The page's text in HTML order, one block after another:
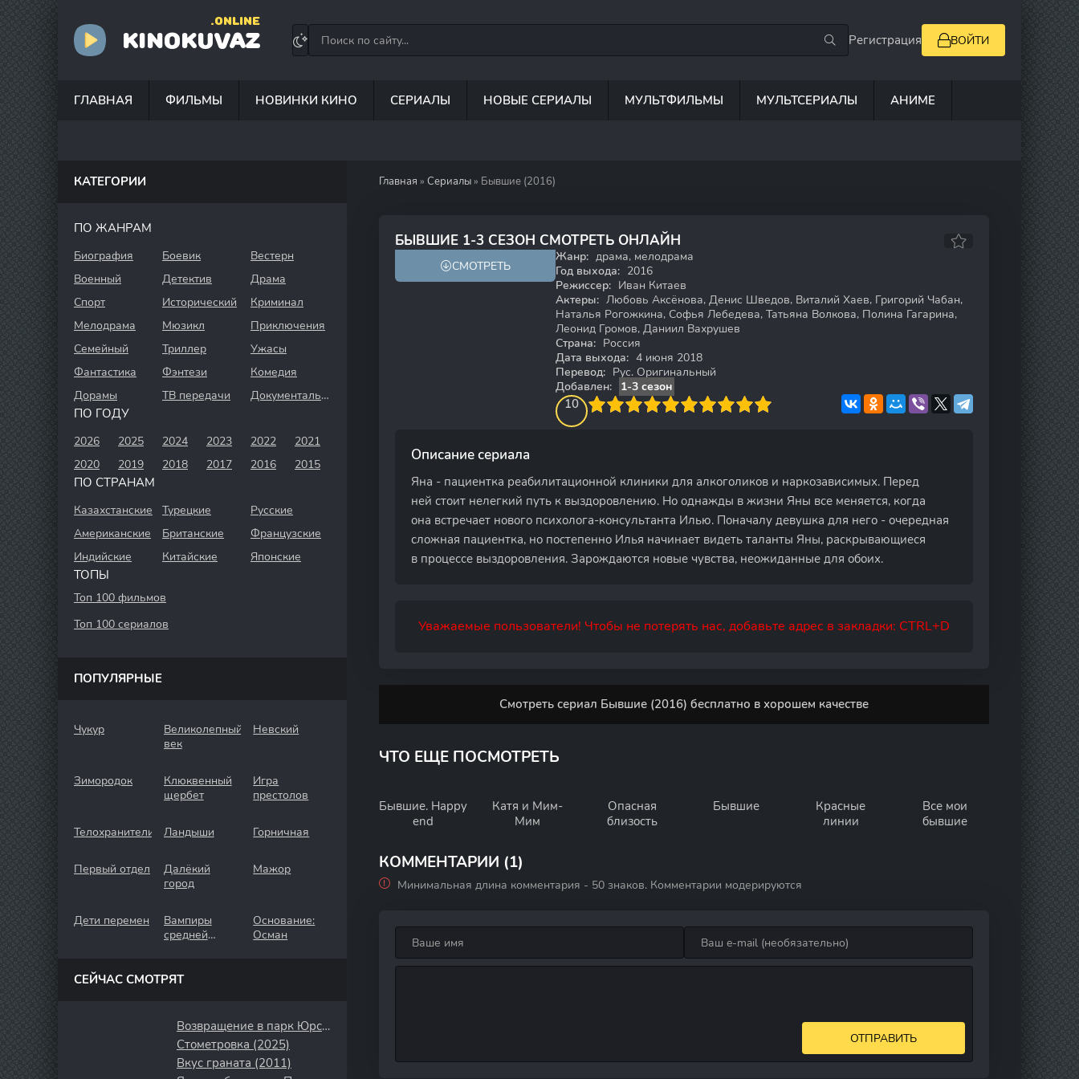
KINOKUVAZ
.ONLINE
Регистрация ВОЙТИ
ГЛАВНАЯ ФИЛЬМЫ НОВИНКИ КИНО СЕРИАЛЫ НОВЫЕ СЕРИАЛЫ МУЛЬТФИЛЬМЫ МУЛЬТСЕРИАЛЫ АНИМЕ
Главная » Сериалы » Бывшие (2016)
БЫВШИЕ 1-3 СЕЗОН СМОТРЕТЬ ОНЛАЙН
7.7 7.1
СМОТРЕТЬ
Жанр: драма, мелодрама
Год выхода: 2016
Режиссер: Иван Китаев
Актеры: Любовь Аксёнова, Денис Шведов, Виталий Хаев, Григорий Чабан,
Наталья Рогожкина, Софья Лебедева, Татьяна Волкова, Полина Гагарина,
Леонид Громов, Даниил Вахрушев
Страна: Россия
Дата выхода: 4 июня 2018
Перевод: Рус. Оригинальный
Добавлен:
1-3 сезон
10
4 5 6 7 8 9 10
Описание сериала
Яна - пациентка реабилитационной клиники для алкоголиков и наркозависимых. Перед
ней стоит нелегкий путь к выздоровлению. Но однажды в жизни Яны все меняется, когда
она встречает нового психолога-консультанта Илью. Поначалу девушка для него - очередная
сложная пациентка, но постепенно Илья начинает видеть таланты Яны, раскрывающиеся
в процессе выздоровления. Зарождаются новые чувства, неожиданные для обоих.
Уважаемые пользователи! Чтобы не потерять нас, добавьте адрес в закладки: CTRL+D
Смотреть сериал Бывшие (2016) бесплатно в хорошем качестве
ЧТО ЕЩЕ ПОСМОТРЕТЬ
Бывшие. Happy
end
Катя и Мим-
Мим
Опасная
близость
Бывшие
Красные
линии
Все мои
бывшие
КОММЕНТАРИИ (1)
Минимальная длина комментария - 50 знаков. Комментарии модерируются
ОТПРАВИТЬ
КАТЕГОРИИ
ПО ЖАНРАМ
Биография Боевик
Вестерн
Военный
Детектив
Драма
Спорт
Исторический
Криминал
Мелодрама
Мюзикл
Приключения
Семейный
Триллер
Ужасы
Фантастика
Фэнтези
Комедия
Дорамы
ТВ передачи Документальный
ПО ГОДУ
2026 2025 2024 2023 2022
2021
2020
2019 2018 2017 2016 2015
ПО СТРАНАМ
Казахстанские Турецкие
Русские
Американские
Британские
Французские
Индийские
Китайские Японские
ТОПЫ
Топ 100 фильмов
Топ 100 сериалов
ПОПУЛЯРНЫЕ
Чукур
Великолепный
век
Невский
Зимородок
Клюквенный
щербет
Игра
престолов
Телохранители Ландыши Горничная
Первый отдел
Далёкий
город
Мажор
Дети перемен
Вампиры
средней
Основание:
Осман
СЕЙЧАС СМОТРЯТ
Возвращение в парк Юрского периода (2025)
Стометровка (2025)
Вкус граната (2011)